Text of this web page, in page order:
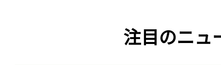
注目のニュ